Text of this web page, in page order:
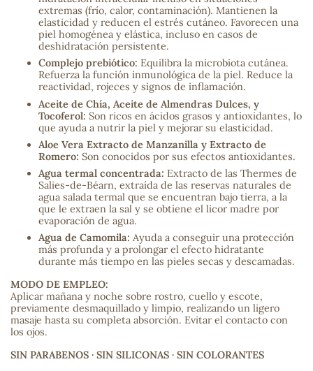
extremas (frío, calor, contaminación). Mantienen la
elasticidad y reducen el estrés cutáneo. Favorecen una
piel homogénea y elástica, incluso en casos de
deshidratación persistente.
Complejo prebiótico: Equilibra la microbiota cutánea.
Refuerza la función inmunológica de la piel. Reduce la
reactividad, rojeces y signos de inflamación.
Aceite de Chía, Aceite de Almendras Dulces, y
Tocoferol: Son ricos en ácidos grasos y antioxidantes, lo
que ayuda a nutrir la piel y mejorar su elasticidad.
Aloe Vera Extracto de Manzanilla y Extracto de
Romero: Son conocidos por sus efectos antioxidantes.
Agua termal concentrada: Extracto de las Thermes de
Salies-de-Béarn, extraída de las reservas naturales de
agua salada termal que se encuentran bajo tierra, a la
que le extraen la sal y se obtiene el licor madre por
evaporación de agua.
Agua de Camomila: Ayuda a conseguir una protección
más profunda y a prolongar el efecto hidratante
durante más tiempo en las pieles secas y descamadas.
MODO DE EMPLEO:
Aplicar mañana y noche sobre rostro, cuello y escote,
previamente desmaquillado y limpio, realizando un ligero
masaje hasta su completa absorción. Evitar el contacto con
los ojos.
SIN PARABENOS · SIN SILICONAS · SIN COLORANTES